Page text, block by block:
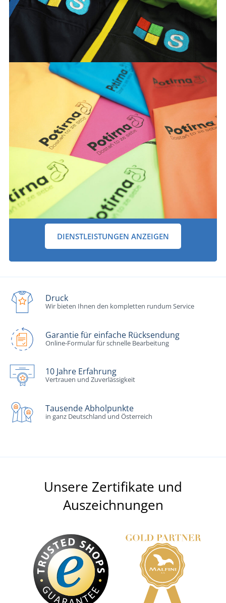
DIENSTLEISTUNGEN ANZEIGEN
Druck
Wir bieten Ihnen den kompletten rundum Service
Garantie für einfache Rücksendung
Online-Formular für schnelle Bearbeitung
10 Jahre Erfahrung
Vertrauen und Zuverlässigkeit
Tausende Abholpunkte
in ganz Deutschland und Österreich
Unsere Zertifikate und
Auszeichnungen